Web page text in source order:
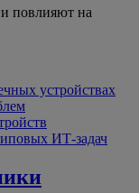
повлияют на
устройствах
ИТ-задач